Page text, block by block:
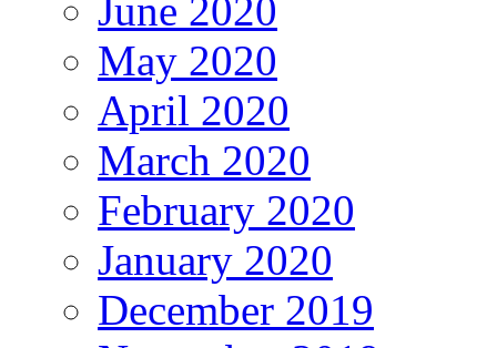
June 2020
May 2020
April 2020
March 2020
February 2020
January 2020
December 2019